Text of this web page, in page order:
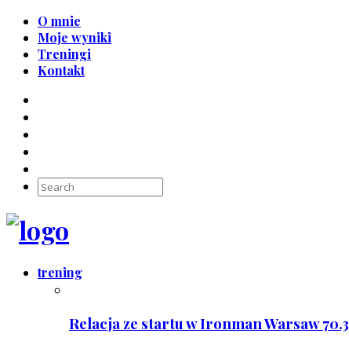
O mnie
Moje wyniki
Treningi
Kontakt
trening
Relacja ze startu w Ironman Warsaw 70.3